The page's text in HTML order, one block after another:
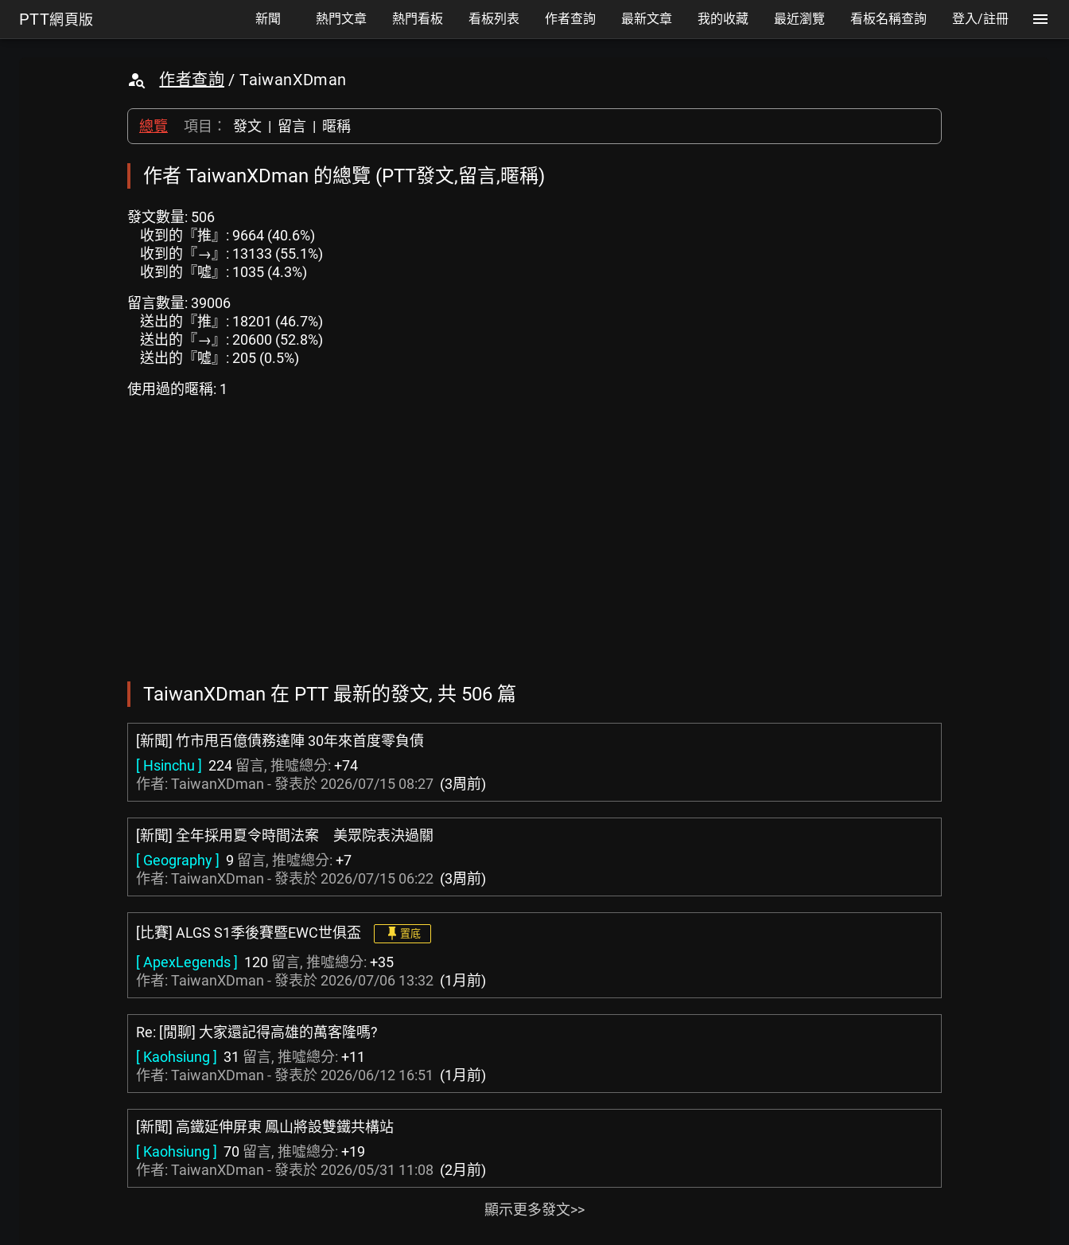
PTT網頁版 新聞 熱門文章 熱門看板 看板列表 作者查詢 最新文章 我的收藏 最近瀏覽 看板名稱查詢 登入/註冊
作者查詢 / TaiwanXDman
總覽 項目： 發文 | 留言 | 暱稱
作者 TaiwanXDman 的總覽 (PTT發文,留言,暱稱)
發文數量: 506
收到的『推』: 9664 (40.6%)
收到的『→』: 13133 (55.1%)
收到的『噓』: 1035 (4.3%)
留言數量: 39006
送出的『推』: 18201 (46.7%)
送出的『→』: 20600 (52.8%)
送出的『噓』: 205 (0.5%)
使用過的暱稱: 1
TaiwanXDman 在 PTT 最新的發文, 共 506 篇
[新聞] 竹市甩百億債務達陣 30年來首度零負債
[ Hsinchu ] 224 留言, 推噓總分: +74
作者: TaiwanXDman - 發表於 2026/07/15 08:27 (3周前)
[新聞] 全年採用夏令時間法案 美眾院表決過關
[ Geography ] 9 留言, 推噓總分: +7
作者: TaiwanXDman - 發表於 2026/07/15 06:22 (3周前)
[比賽] ALGS S1季後賽暨EWC世俱盃 置底
[ ApexLegends ] 120 留言, 推噓總分: +35
作者: TaiwanXDman - 發表於 2026/07/06 13:32 (1月前)
Re: [閒聊] 大家還記得高雄的萬客隆嗎?
[ Kaohsiung ] 31 留言, 推噓總分: +11
作者: TaiwanXDman - 發表於 2026/06/12 16:51 (1月前)
[新聞] 高鐵延伸屏東 鳳山將設雙鐵共構站
[ Kaohsiung ] 70 留言, 推噓總分: +19
作者: TaiwanXDman - 發表於 2026/05/31 11:08 (2月前)
顯示更多發文>>